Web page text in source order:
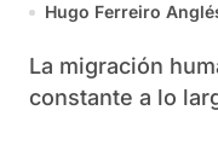
Hugo Ferreiro
La migración humana ha sido un fenómeno
constante a lo